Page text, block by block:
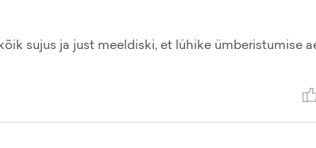
sujus ja just meeldiski, et lühike ümberistumise